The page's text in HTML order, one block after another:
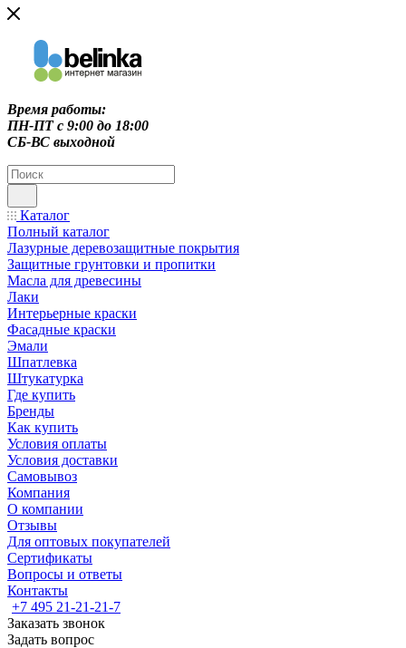
Время работы:
ПН-ПТ c 9:00 до 18:00
СБ-ВС выходной
Каталог
Полный каталог
Лазурные деревозащитные покрытия
Защитные грунтовки и пропитки
Масла для древесины
Лаки
Интерьерные краски
Фасадные краски
Эмали
Шпатлевка
Штукатурка
Где купить
Бренды
Как купить
Условия оплаты
Условия доставки
Самовывоз
Компания
О компании
Отзывы
Для оптовых покупателей
Сертификаты
Вопросы и ответы
Контакты
+7 495 21-21-21-7
Заказать звонок
Задать вопрос